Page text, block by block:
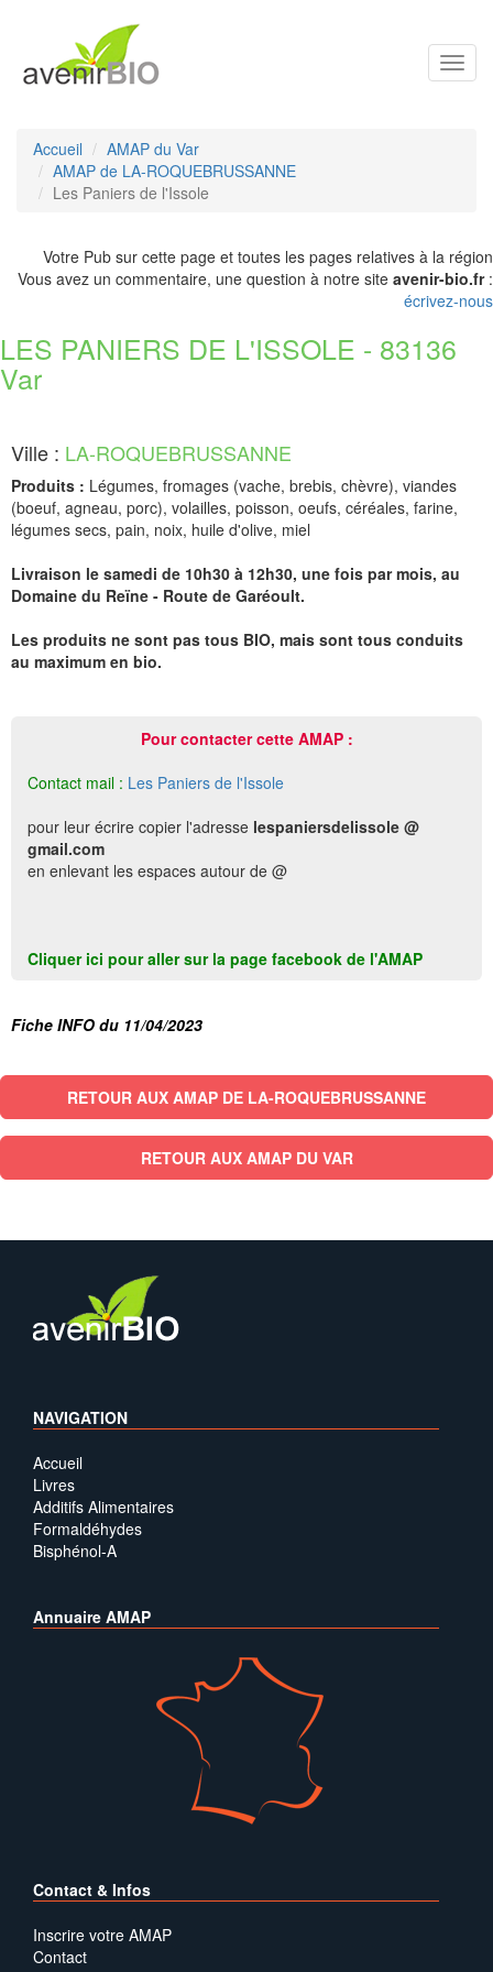
Accueil
AMAP du Var
AMAP de LA-ROQUEBRUSSANNE
Les Paniers de l'Issole
Votre Pub sur cette page et toutes les pages relatives à la région
Vous avez un commentaire, une question à notre site avenir-bio.fr:
écrivez-nous
LES PANIERS DE L'ISSOLE - 83136
Var
Ville : LA-ROQUEBRUSSANNE
Produits : Légumes, fromages (vache, brebis, chèvre), viandes
(boeuf, agneau, porc), volailles, poisson, oeufs, céréales, farine,
légumes secs, pain, noix, huile d'olive, miel
Livraison le samedi de 10h30 à 12h30, une fois par mois, au
Domaine du Reïne - Route de Garéoult.
Les produits ne sont pas tous BIO, mais sont tous conduits
au maximum en bio.
Pour contacter cette AMAP :
Contact mail : Les Paniers de l'Issole
pour leur écrire copier l'adresse lespaniersdelissole @
gmail.com
en enlevant les espaces autour de @
Cliquer ici pour aller sur la page facebook de l'AMAP
Fiche INFO du 11/04/2023
RETOUR AUX AMAP DE LA-ROQUEBRUSSANNE
RETOUR AUX AMAP DU VAR
NAVIGATION
Accueil
Livres
Additifs Alimentaires
Formaldéhydes
Bisphénol-A
Annuaire AMAP
Contact & Infos
Inscrire votre AMAP
Contact